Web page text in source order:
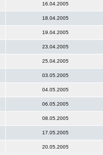
16.04.2005
18.04.2005
19.04.2005
23.04.2005
25.04.2005
03.05.2005
04.05.2005
06.05.2005
08.05.2005
17.05.2005
20.05.2005